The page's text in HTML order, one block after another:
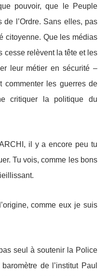
pouvoir, que le Peuple
l’Ordre. Sans elles, pas
citoyenne. Que les médias
cesse relèvent la tête et les
leur métier en sécurité –
commenter les guerres de
critiquer la politique du
il y a encore peu tu
Tu vois, comme les bons
comme eux je suis
seul à soutenir la Police
de l’institut Paul